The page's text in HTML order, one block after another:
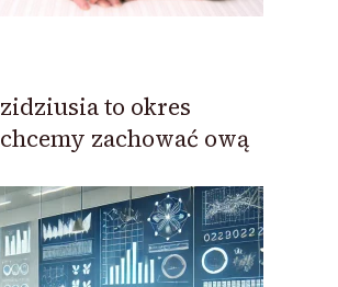
to okres
zachować ową